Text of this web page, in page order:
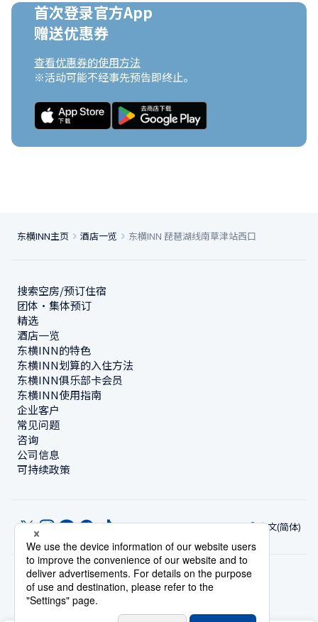
首次登录官方App
赠送优惠券
查看优惠券的使用方法
※活动可能不经事先预告即终止。
东横INN主页 酒店一览 东横INN 琵琶湖线南草津站西口
搜索空房/预订住宿
团体・集体预订
精选
酒店一览
东横INN的特色
东横INN划算的入住方法
东横INN俱乐部卡会员
东横INN使用指南
企业客户
常见问题
咨询
公司信息
可持续政策
中文(简体)
© Toyoko Inn Co., Ltd.
隐私设置隐私保护政策根据特定商业交易法的标示网站政策
账号使用条款持卡会员条款